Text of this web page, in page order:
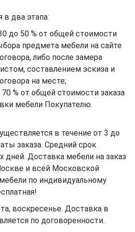
в два этапа:
до 50 % от общей стоимости
предмета мебели на сайте
либо после замера
составлением эскиза и
на месте;
% от общей стоимости заказа
мебели Покупателю.
в течение от 3 до
заказа. Средний срок
дней. Доставка мебели на заказ
и всей Московской
по индивидуальному
воскресенье. Доставка в
по договоренности.